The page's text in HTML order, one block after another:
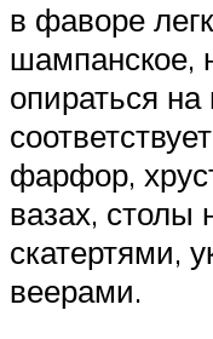
в фаворе
шампанское,
опираться на
фарфор,
вазах, столы
скатертями,
веерами.